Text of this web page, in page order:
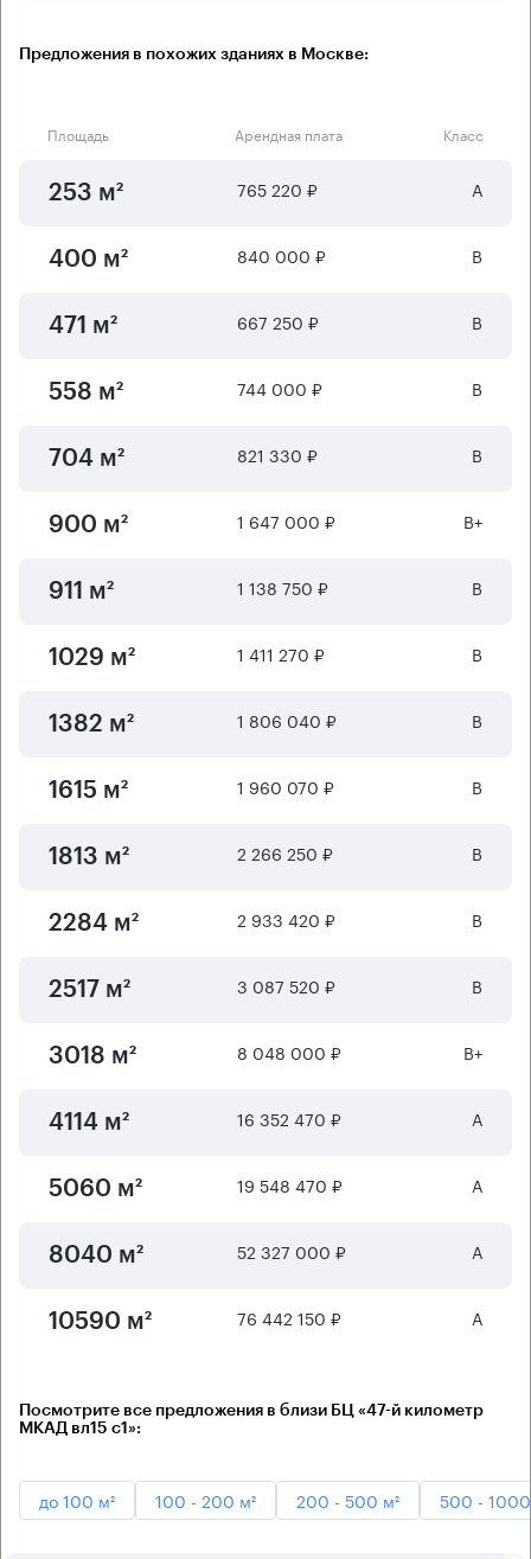
Предложения в похожих зданиях в Москве:
Площадь Арендная плата Класс
253 м² 765 220 ₽ А
400 м² 840 000 ₽ B
471 м² 667 250 ₽ B
558 м² 744 000 ₽ B
704 м² 821 330 ₽ B
900 м² 1 647 000 ₽ B+
911 м² 1 138 750 ₽ B
1029 м² 1 411 270 ₽ B
1382 м² 1 806 040 ₽ B
1615 м² 1 960 070 ₽ B
1813 м² 2 266 250 ₽ B
2284 м² 2 933 420 ₽ B
2517 м² 3 087 520 ₽ B
3018 м² 8 048 000 ₽ B+
4114 м² 16 352 470 ₽ А
5060 м² 19 548 470 ₽ А
8040 м² 52 327 000 ₽ А
10590 м² 76 442 150 ₽ А
Посмотрите все предложения в близи БЦ «47-й километр
МКАД вл15 с1»:
до 100 м² 100 - 200 м² 200 - 500 м² 500 -